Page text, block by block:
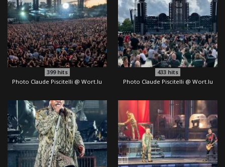
399hits
Photo Claude Piscitelli @ Wort.lu
433 hits
Photo Claude Piscitelli @ Wort.lu